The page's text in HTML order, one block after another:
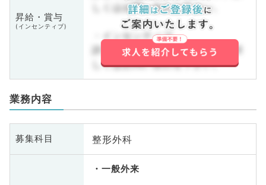
昇給・賞与
(インセンティブ)
しくはお問い合わせ下さい。
・インセンティブ
詳しくはお問い合わせ下さい。詳
しくはお問い合わせ下さい。
業務内容
募集科目 整形外科
一般外来